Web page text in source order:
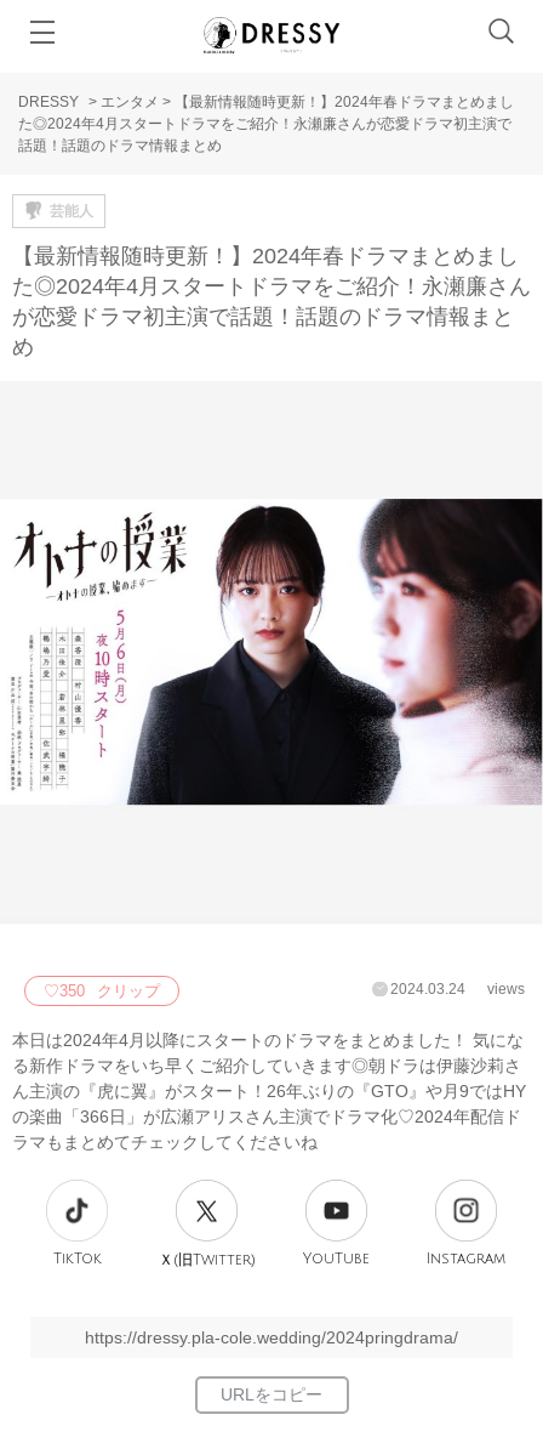
DRESSY > エンタメ >
【最新情報随時更新！】2024年春ドラマまとめまし
た◎2024年4月スタートドラマをご紹介！永瀬廉さんが恋愛ドラマ初主演で
話題！話題のドラマ情報まとめ
芸能人
【最新情報随時更新！】2024年春ドラマまとめまし
た◎2024年4月スタートドラマをご紹介！永瀬廉さん
が恋愛ドラマ初主演で話題！話題のドラマ情報まと
め
♡350 クリップ 2024.03.24 views
本日は2024年4月以降にスタートのドラマをまとめました！ 気にな
る新作ドラマをいち早くご紹介していきます◎朝ドラは伊藤沙莉さ
ん主演の『虎に翼』がスタート！26年ぶりの『GTO』や月9ではHY
の楽曲「366日」が広瀬アリスさん主演でドラマ化♡2024年配信ド
ラマもまとめてチェックしてくださいね
TikTok Ｘ(旧Twitter) YouTube Instagram
https://dressy.pla-cole.wedding/2024pringdrama/